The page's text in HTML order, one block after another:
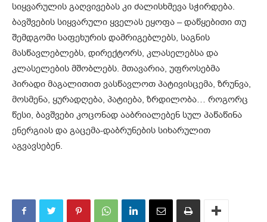
სიყვარულის გაღვივებას კი ძალისხმევა სჭირდება.
ბავშვების სიყვარული ყველას ეყოფა – დაწყებითი თუ
შემდგომი საფეხურის დამრიგებლებს, საგნის
მასწავლებლებს, დირექტორს, კლასელებსა და
კლასელების მშობლებს. მთავარია, უფროსებმა
პირადი მაგალითით ვასწავლოთ პატივისცემა, ზრუნვა,
მოსმენა, ყურადღება, პატიება, ზრდილობა… როგორც
წესი, ბავშვები კოცონად ააბრიალებენ სულ პაწაწინა
ენერგიას და გაცემა-დაბრუნების სიხარულით
აგვავსებენ.